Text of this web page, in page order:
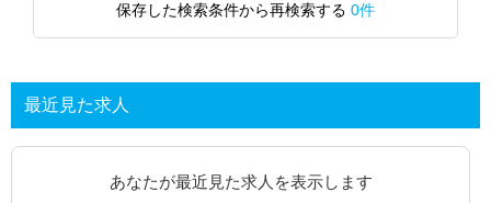
保存した検索条件から再検索する 0件
最近見た求人
あなたが最近見た求人を表示します